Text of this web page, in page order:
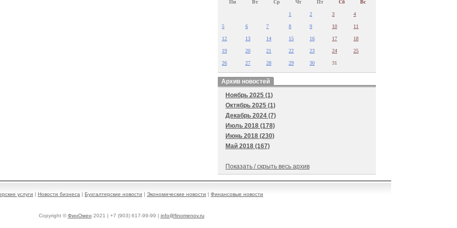
Пн Вт Ср Чт Пт Сб Вс
1 2 3 4
5 6 7 8 9 10 11
12 13 14 15 16 17 18
19 20 21 22 23 24 25
26 27 28 29 30 31
Архив новостей
Ноябрь 2025 (1)
Октябрь 2025 (1)
Декабрь 2024 (7)
Июль 2018 (178)
Июнь 2018 (230)
Май 2018 (167)
Показать / скрыть весь архив
услуги | Новости бизнеса | Бухгалтерские новости | Экономические новости | Финансовые новости
Copyright ©ФинОмен 2021 | +7 (903) 617-99-99 | info@finomenov.ru